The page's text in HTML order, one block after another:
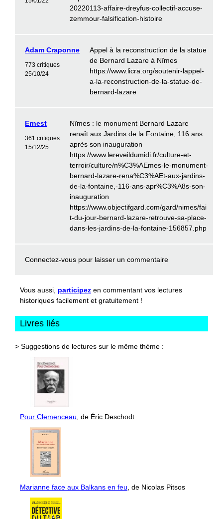
20220113-affaire-dreyfus-collectif-accuse-
zemmour-falsification-histoire
Adam Craponne
773 critiques
25/10/24
Appel à la reconstruction de la statue
de Bernard Lazare à Nîmes
https://www.licra.org/soutenir-lappel-
a-la-reconstruction-de-la-statue-de-
bernard-lazare
Ernest
361 critiques
15/12/25
Nîmes : le monument Bernard Lazare
renaît aux Jardins de la Fontaine, 116 ans
après son inauguration
https://www.lereveildumidi.fr/culture-et-
terroir/culture/n%C3%AEmes-le-monument-
bernard-lazare-rena%C3%AEt-aux-jardins-
de-la-fontaine,-116-ans-apr%C3%A8s-son-
inauguration
https://www.objectifgard.com/gard/nimes/fai
t-du-jour-bernard-lazare-retrouve-sa-place-
dans-les-jardins-de-la-fontaine-156857.php
Connectez-vous pour laisser un commentaire
Vous aussi, participez en commentant vos lectures
historiques facilement et gratuitement !
Livres liés
> Suggestions de lectures sur le même thème :
Pour Clemenceau, de Éric Deschodt
Marianne face aux Balkans en feu, de Nicolas Pitsos